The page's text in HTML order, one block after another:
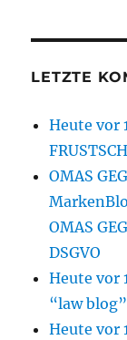
LETZTE
Heute vor
OMAS
OMAS
DSGVO
Heute vor
“law
Heute vor